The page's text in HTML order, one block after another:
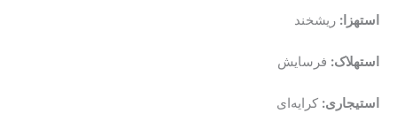
استهزا: ریشخند
استهلاک: فرسایش
استیجاری: کرایه‌ای